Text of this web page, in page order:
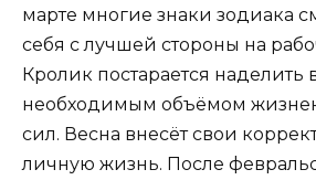
марте многие знаки зодиака
себя с лучшей стороны на
Кролик постарается наделить
необходимым объёмом
сил. Весна внесёт свои
личную жизнь. После